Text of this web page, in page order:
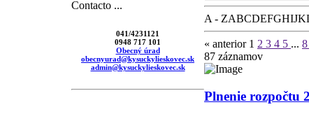
Contacto ...
041/4231121
0948 717 101
Obecný úrad
obecnyurad@kysuckylieskovec.sk
admin@kysuckylieskovec.sk
A - ZABCDEFGHIJK
« anterior 1 2 3 4 5 ... 8
87 záznamov
Plnenie rozpočtu